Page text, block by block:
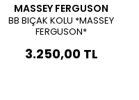
MASSEY FERGUSON
BB BIÇAK KOLU *MASSEY
FERGUSON*
3.250,00 TL